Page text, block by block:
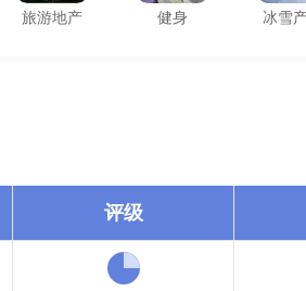
旅游地产 健身 冰雪
评级